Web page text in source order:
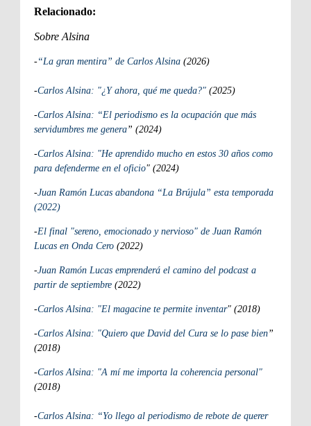
Relacionado:
Sobre Alsina
-“La gran mentira” de Carlos Alsina (2026)
-Carlos Alsina: "¿Y ahora, qué me queda?" (2025)
-Carlos Alsina: “El periodismo es la ocupación que más
servidumbres me genera” (2024)
-Carlos Alsina: "He aprendido mucho en estos 30 años como
para defenderme en el oficio" (2024)
-Juan Ramón Lucas abandona “La Brújula” esta temporada
(2022)
-El final "sereno, emocionado y nervioso" de Juan Ramón
Lucas en Onda Cero (2022)
-Juan Ramón Lucas emprenderá el camino del podcast a
partir de septiembre (2022)
-Carlos Alsina: "El magacine te permite inventar" (2018)
-Carlos Alsina: "Quiero que David del Cura se lo pase bien”
(2018)
-Carlos Alsina: "A mí me importa la coherencia personal"
(2018)
-Carlos Alsina: “Yo llego al periodismo de rebote de querer